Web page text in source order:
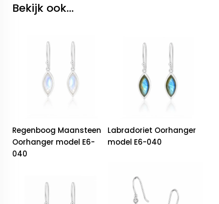
Bekijk ook...
Regenboog Maansteen
Oorhanger model E6-
040
Labradoriet Oorhanger
model E6-040